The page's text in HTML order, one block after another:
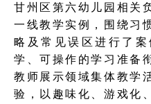
甘州区第六幼儿园相关
一线教学实例，围绕习
略及常见误区进行了
学、可操作的学习准备
教师展示领域集体教学
验，以趣味化、游戏化